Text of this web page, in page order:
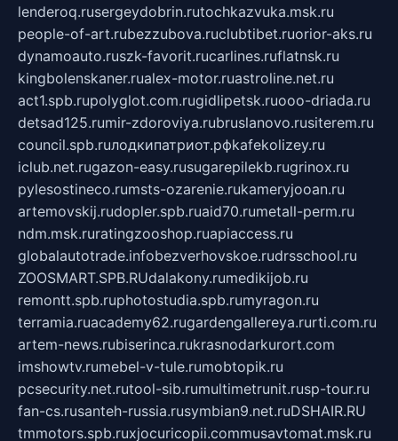
lenderoq.rusergeydobrin.rutochkazvuka.msk.ru
people-of-art.rubezzubova.ruclubtibet.ruorior-aks.ru
dynamoauto.ruszk-favorit.rucarlines.ruflatnsk.ru
kingbolenskaner.rualex-motor.ruastroline.net.ru
act1.spb.rupolyglot.com.rugidlipetsk.ruooo-driada.ru
detsad125.rumir-zdoroviya.rubruslanovo.rusiterem.ru
council.spb.ruлодкипатриот.рфkafekolizey.ru
iclub.net.rugazon-easy.rusugarepilekb.rugrinox.ru
pylesostineco.rumsts-ozarenie.rukameryjooan.ru
artemovskij.rudopler.spb.ruaid70.rumetall-perm.ru
ndm.msk.ruratingzooshop.ruapiaccess.ru
globalautotrade.infobezverhovskoe.rudrsschool.ru
ZOOSMART.SPB.RUdalakony.rumedikijob.ru
remontt.spb.ruphotostudia.spb.rumyragon.ru
terramia.ruacademy62.rugardengallereya.rurti.com.ru
artem-news.rubiserinca.rukrasnodarkurort.com
imshowtv.rumebel-v-tule.rumobtopik.ru
pcsecurity.net.rutool-sib.rumultimetrunit.rusp-tour.ru
fan-cs.rusanteh-russia.rusymbian9.net.ruDSHAIR.RU
tmmotors.spb.ruxjocuricopii.commusavtomat.msk.ru